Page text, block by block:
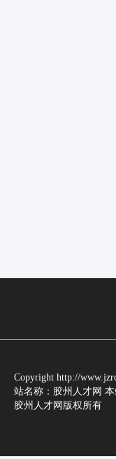
Copyright http://
站名称：胶州人才网
胶州人才网版权所有